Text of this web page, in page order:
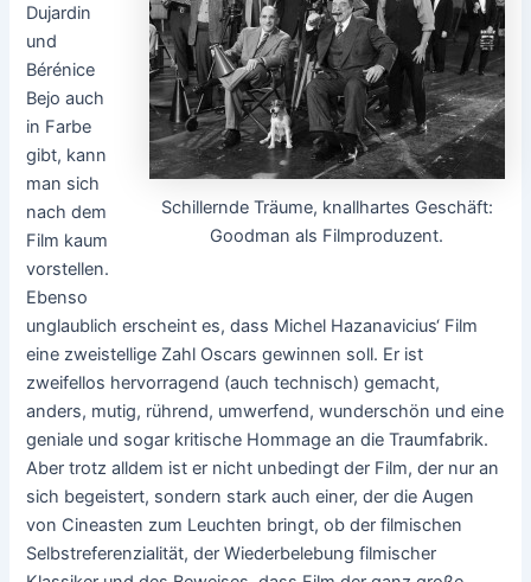
Schillernde Träume, knallhartes Geschäft:
Goodman als Filmproduzent.
Dujardin
und
Bérénice
Bejo auch
in Farbe
gibt, kann
man sich
nach dem
Film kaum
vorstellen.
Ebenso
unglaublich erscheint es, dass Michel Hazanavicius‘ Film
eine zweistellige Zahl Oscars gewinnen soll. Er ist
zweifellos hervorragend (auch technisch) gemacht,
anders, mutig, rührend, umwerfend, wunderschön und eine
geniale und sogar kritische Hommage an die Traumfabrik.
Aber trotz alldem ist er nicht unbedingt der Film, der nur an
sich begeistert, sondern stark auch einer, der die Augen
von Cineasten zum Leuchten bringt, ob der filmischen
Selbstreferenzialität, der Wiederbelebung filmischer